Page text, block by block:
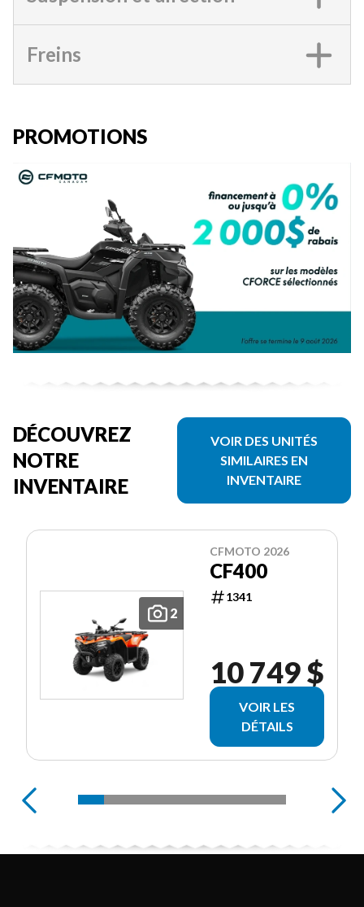
Freins
PROMOTIONS
DÉCOUVREZ
NOTRE
INVENTAIRE
VOIR DES UNITÉS
SIMILAIRES EN
INVENTAIRE
2
CFMOTO 2026
CF400
1341
10 749 $
VOIR LES
DÉTAILS